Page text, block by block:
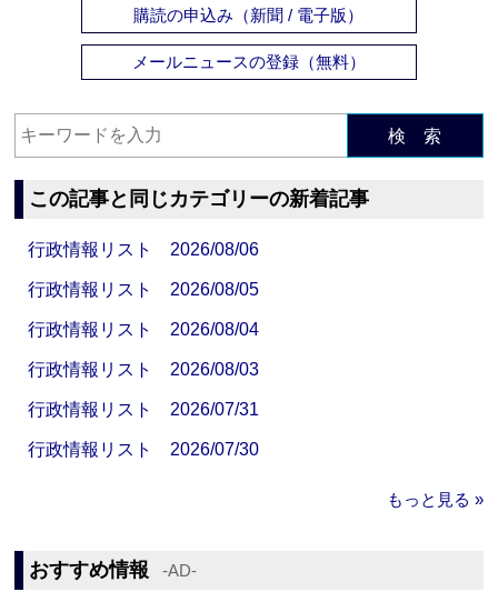
購読の申込み（新聞 / 電子版）
メールニュースの登録（無料）
検 索
この記事と同じカテゴリーの新着記事
行政情報リスト 2026/08/06
行政情報リスト 2026/08/05
行政情報リスト 2026/08/04
行政情報リスト 2026/08/03
行政情報リスト 2026/07/31
行政情報リスト 2026/07/30
もっと見る »
おすすめ情報 ‐AD‐